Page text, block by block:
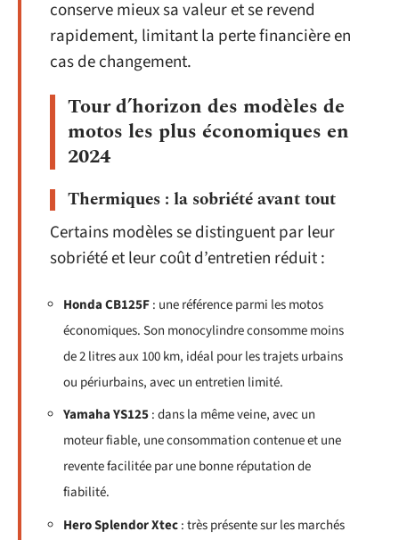
conserve mieux sa valeur et se revend
rapidement, limitant la perte financière en
cas de changement.
Tour d’horizon des modèles de
motos les plus économiques en
2024
Thermiques : la sobriété avant tout
Certains modèles se distinguent par leur
sobriété et leur coût d’entretien réduit :
Honda CB125F: une référence parmi les motos
économiques. Son monocylindre consomme moins
de 2 litres aux 100 km, idéal pour les trajets urbains
ou périurbains, avec un entretien limité.
Yamaha YS125: dans la même veine, avec un
moteur fiable, une consommation contenue et une
revente facilitée par une bonne réputation de
fiabilité.
Hero Splendor Xtec: très présente sur les marchés